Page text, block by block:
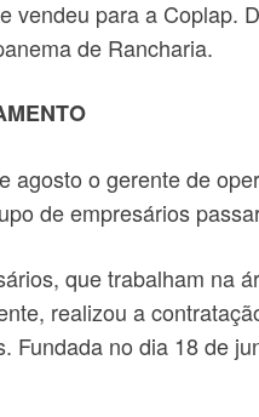
vendeu para a Coplap.
de Rancharia.
agosto o gerente de
de empresários
que trabalham na
realizou a
Fundada no dia 18 de